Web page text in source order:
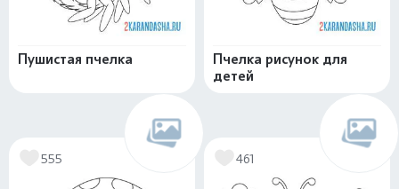
Пушистая пчелка
Пчелка рисунок для
детей
555 461